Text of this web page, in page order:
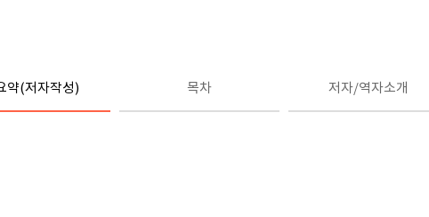
약(저자작성) 목차 저자/역자소개